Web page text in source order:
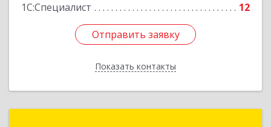
1С:Специалист
12
Отправить заявку
Показать контакты
Отправить заявку
Назад